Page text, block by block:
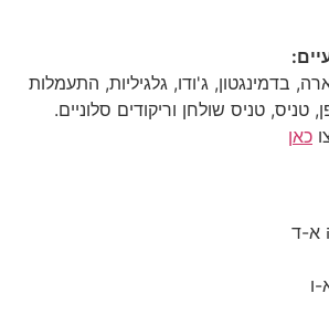
בדמינגטון, ג'ודו, גלגיליות, התעמלות
טניס, טניס שולחן וריקודים סלוניים.
כאן
א-ד
ו